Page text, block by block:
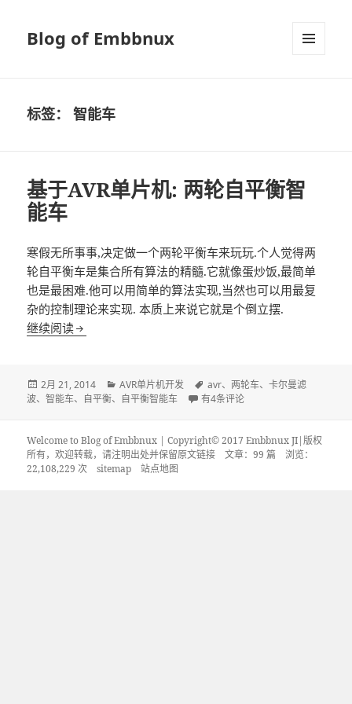
Blog of Embbnux
标签：智能车
基于AVR单片机: 两轮自平衡智
能车
寒假无所事事,决定做一个两轮平衡车来玩玩.个人觉得两
轮自平衡车是集合所有算法的精髓.它就像蛋炒饭,最简单
也是最困难.他可以用简单的算法实现,当然也可以用最复
杂的控制理论来实现. 本质上来说它就是个倒立摆.
继续阅读基于AVR单片机: 两轮自平衡智能车
发
布
2月 21, 2014
分
类
AVR单片机开发
标
签
avr、两轮车、卡尔曼滤
波、智能车、 自平衡、 自平衡智能车 基于AVR单片机: 两轮自平衡智能车
有4条评论
Welcome to Blog of Embbnux | Copyright© 2017 Embbnux JI|版权
所有，欢迎转载，请注明出处并保留原文链接 文章：99 篇 浏览：
22,108,229 次sitemap 站点地图